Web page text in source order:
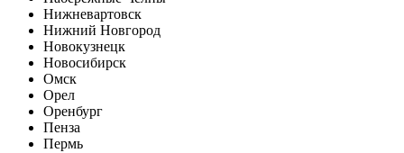
Нижневартовск
Нижний Новгород
Новокузнецк
Новосибирск
Омск
Орел
Оренбург
Пенза
Пермь